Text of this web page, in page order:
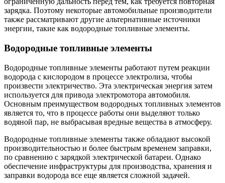
зарядка. Поэтому некоторые автомобильные производители
также рассматривают другие альтернативные источники
энергии, такие как водородные топливные элементы.
Водородные топливные элементы
Водородные топливные элементы работают путем реакции
водорода с кислородом в процессе электролиза, чтобы
произвести электричество. Эта электрическая энергия затем
используется для привода электромотора автомобиля.
Основным преимуществом водородных топливных элементов
является то, что в процессе работы они выделяют только
водяной пар, не выбрасывая вредные вещества в атмосферу.
Водородные топливные элементы также обладают высокой
производительностью и более быстрым временем заправки,
по сравнению с зарядкой электрической батареи. Однако
обеспечение инфраструктуры для производства, хранения и
заправки водорода все еще является сложной задачей.